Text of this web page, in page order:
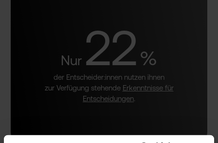
Nur 22 %
der Entscheider:innen nutzen ihnen
zur Verfügung stehende Erkenntnisse für
Entscheidungen.